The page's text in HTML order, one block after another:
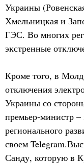
Украины
Хмельницкая и
ГЭС. Во многих
экстренные
Кроме того, в
отключения
Украины со
премьер-министр
регионального
своем
Санду, которую в